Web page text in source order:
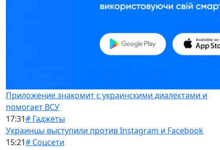
Приложение знакомит с украинскими диалектами и
помогает ВСУ
17:31# Гаджеты
Украинцы выступили против Instagram и Facebook
15:21# Соцсети